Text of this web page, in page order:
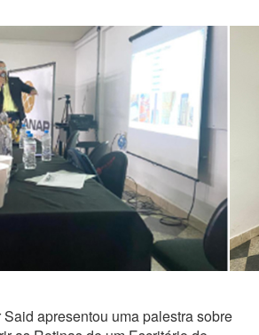
apresentou uma palestra sobre